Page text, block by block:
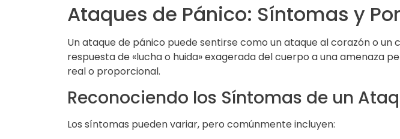
Ataques de Pánico: Síntomas y
Un ataque de pánico puede sentirse como un ataque al corazón o un
respuesta de «lucha o huida» exagerada del cuerpo a una amenaza
real o proporcional.
Reconociendo los Síntomas de un
Los síntomas pueden variar, pero comúnmente incluyen: